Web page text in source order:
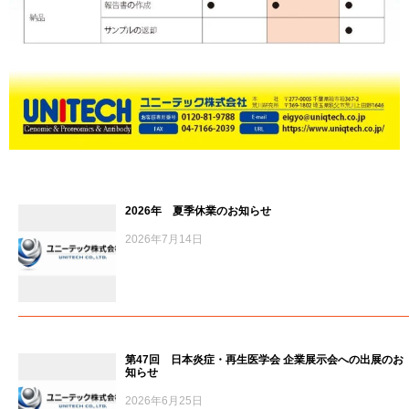
2026年 夏季休業のお知らせ
2026年7月14日
第47回 日本炎症・再生医学会 企業展示会への出展のお
知らせ
2026年6月25日